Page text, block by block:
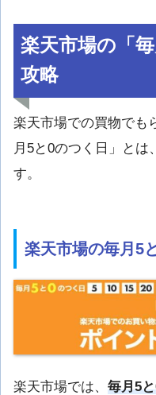
楽天市場の「
攻略
楽天市場での買物でも
月5と0のつく日」とは
す。
楽天市場の毎月5
楽天市場では、 毎月5